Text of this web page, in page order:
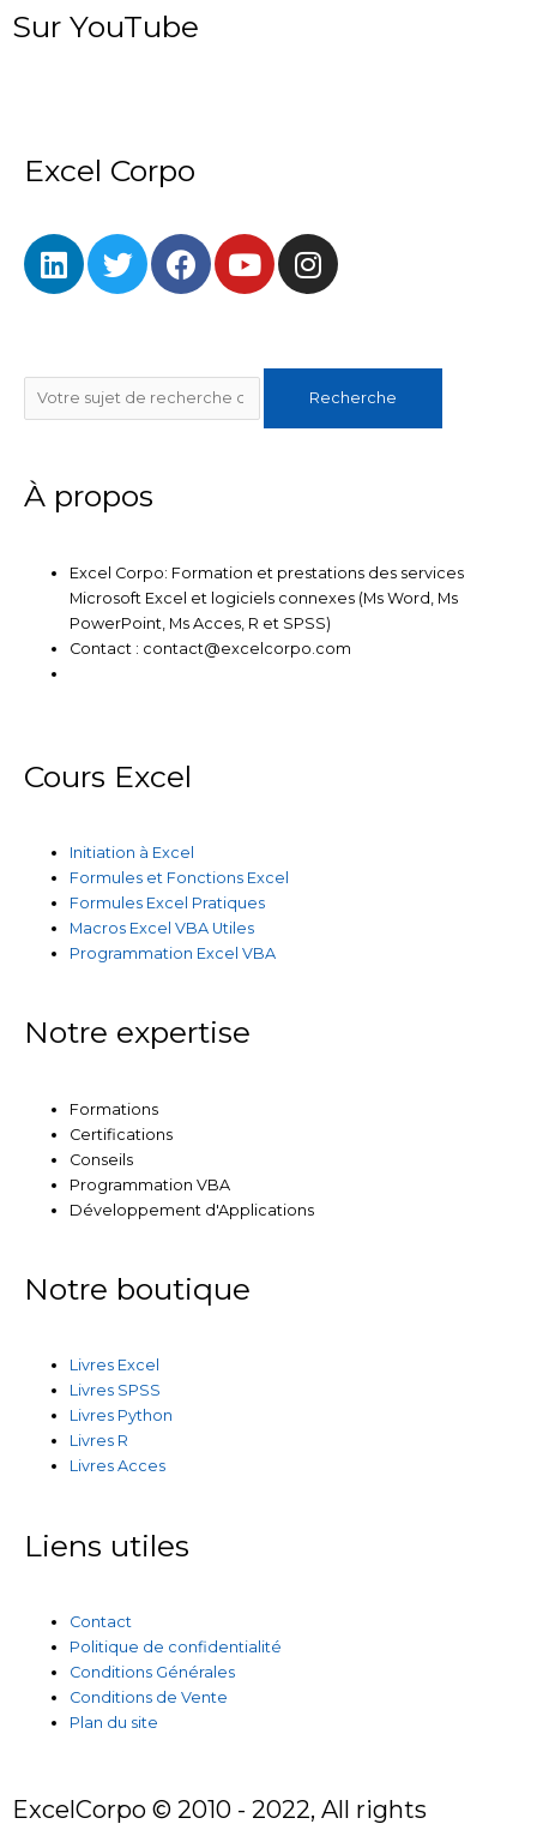
Sur YouTube
Excel Corpo
L
i
e
d
i
T
w
t
e
r
F
a
b
o
o
Y
o
u
b
e
I
n
a
g
r
Rechercher
Recherche
À propos
Excel Corpo: Formation et prestations des services
Microsoft Excel et logiciels connexes (Ms Word, Ms
PowerPoint, Ms Acces, R et SPSS)
Contact : contact@excelcorpo.com
Cours Excel
Initiation à Excel
Formules et Fonctions Excel
Formules Excel Pratiques
Macros Excel VBA Utiles
Programmation Excel VBA
Notre expertise
Formations
Certifications
Conseils
Programmation VBA
Développement d'Applications
Notre boutique
Livres Excel
Livres SPSS
Livres Python
Livres R
Livres Acces
Liens utiles
Contact
Politique de confidentialité
Conditions Générales
Conditions de Vente
Plan du site
ExcelCorpo © 2010 - 2022, All rights